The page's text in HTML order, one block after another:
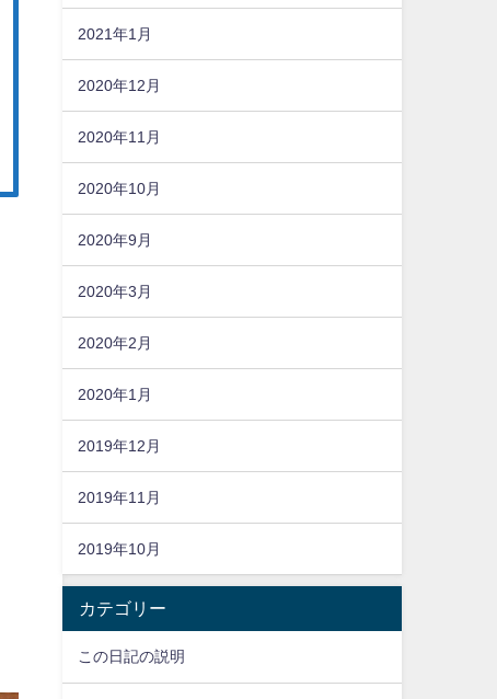
2021年1月
2020年12月
2020年11月
2020年10月
2020年9月
2020年3月
2020年2月
2020年1月
2019年12月
2019年11月
2019年10月
カテゴリー
この日記の説明